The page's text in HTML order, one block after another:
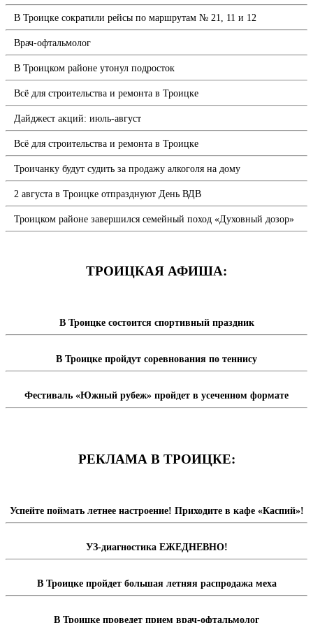
В Троицке сократили рейсы по маршрутам № 21, 11 и 12
Врач-офтальмолог
В Троицком районе утонул подросток
Всё для строительства и ремонта в Троицке
Дайджест акций: июль-август
Всё для строительства и ремонта в Троицке
Троичанку будут судить за продажу алкоголя на дому
2 августа в Троицке отпразднуют День ВДВ
Троицком районе завершился семейный поход «Духовный дозор»
ТРОИЦКАЯ АФИША:
В Троицке состоится спортивный праздник
В Троицке пройдут соревнования по теннису
Фестиваль «Южный рубеж» пройдет в усеченном формате
РЕКЛАМА В ТРОИЦКЕ:
Успейте поймать летнее настроение! Приходите в кафе «Каспий»!
УЗ-диагностика ЕЖЕДНЕВНО!
В Троицке пройдет большая летняя распродажа меха
В Троицке проведет прием врач-офтальмолог